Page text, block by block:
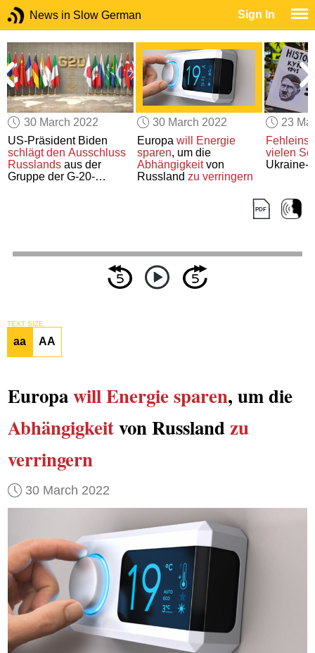
News in Slow German Sign In
30 March 2022
US-Präsident Biden
schlägt den Ausschluss
Russlands aus der
Gruppe der G-20-
30 March 2022
Europa will Energie
sparen, um die
Abhängigkeitvon
Russland zu verringern
23
vielen
Ukraine-
TEXT SIZE
aa AA
Europawill Energie sparen, um die
Abhängigkeitvon Russlandzu
verringern
30 March 2022